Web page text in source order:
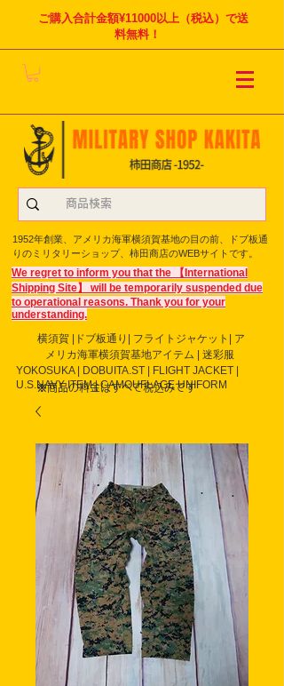
ご購入合計金額¥11000以上（税込）で送
料無料！
1952年創業、アメリカ海軍横須賀基地の目の前、ドブ板通
りのミリタリーショップ、柿田商店のWEBサイトです。
We regret to inform you that the 【International
Shipping Site】 will be temporarily suspended due
to operational reasons. Thank you for your
understanding.
横須賀 |ドブ板通り| フライト ジャケット| ア
メリカ海軍横須賀基地アイテム | 迷彩服
YOKOSUKA | DOBUITA.ST | FLIGHT JACKET |
U.S.NAVY ITEM | CAMOUFLAGE UNIFORM
※商品の料金はすべて税込みです